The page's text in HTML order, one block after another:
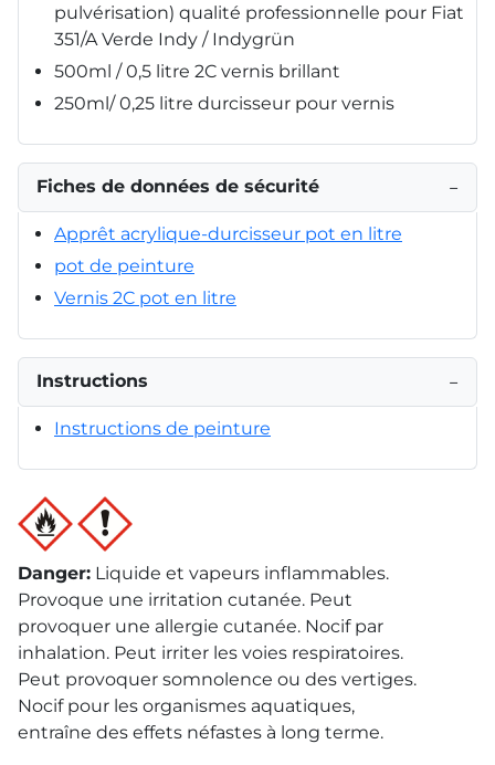
pulvérisation) qualité professionnelle pour Fiat
351/A Verde Indy / Indygrün
500ml / 0,5 litre 2C vernis brillant
250ml/ 0,25 litre durcisseur pour vernis
Fiches de données de sécurité −
Apprêt acrylique-durcisseur pot en litre
pot de peinture
Vernis 2C pot en litre
Instructions −
Instructions de peinture
Danger: Liquide et vapeurs inflammables.
Provoque une irritation cutanée. Peut
provoquer une allergie cutanée. Nocif par
inhalation. Peut irriter les voies respiratoires.
Peut provoquer somnolence ou des vertiges.
Nocif pour les organismes aquatiques,
entraîne des effets néfastes à long terme.